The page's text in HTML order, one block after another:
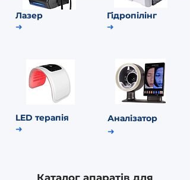
Лазер
➜
Гідропілінг
➜
LED терапія
➜
Аналізатор
➜
Каталог апаратів для